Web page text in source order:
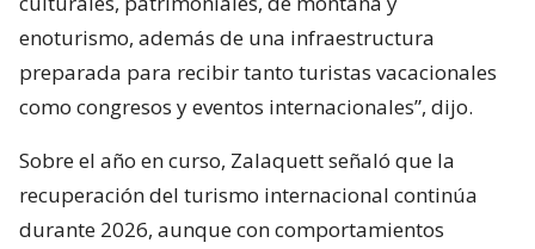
enoturismo, además de una infraestructura
preparada para recibir tanto turistas vacacionales
como congresos y eventos internacionales”, dijo.
Sobre el año en curso, Zalaquett señaló que la
recuperación del turismo internacional continúa
durante 2026, aunque con comportamientos